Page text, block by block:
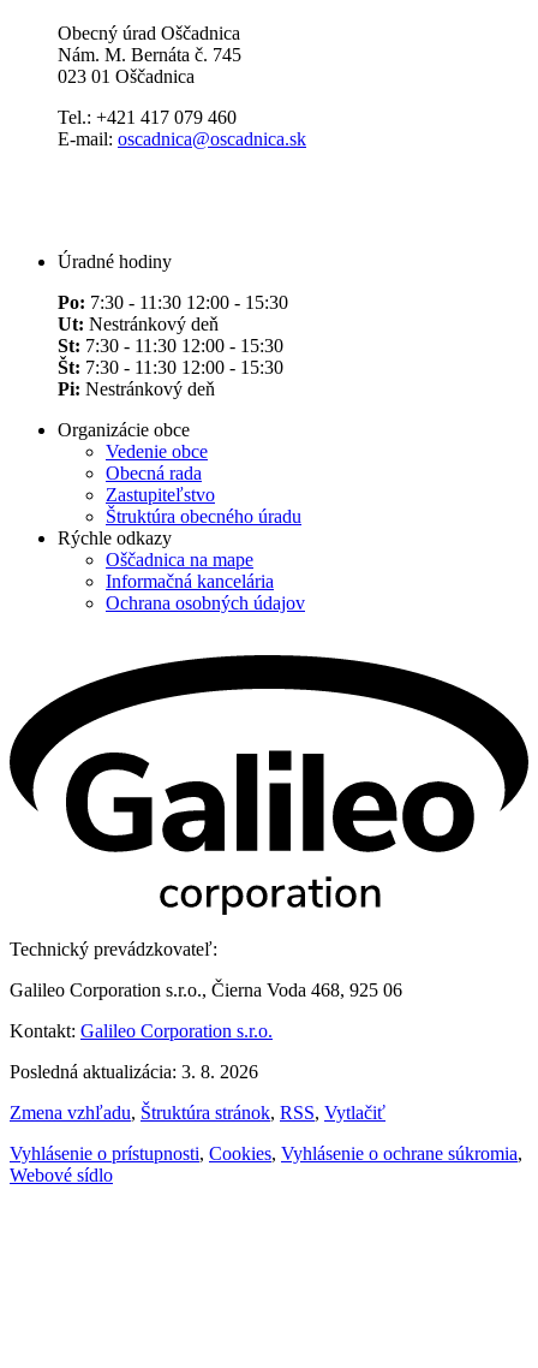
Obecný úrad Oščadnica
Nám. M. Bernáta č. 745
023 01 Oščadnica
Tel.: +421 417 079 460
E-mail: oscadnica@oscadnica.sk
Úradné hodiny
Po: 7:30 - 11:30 12:00 - 15:30
Ut: Nestránkový deň
St: 7:30 - 11:30 12:00 - 15:30
Št: 7:30 - 11:30 12:00 - 15:30
Pi: Nestránkový deň
Organizácie obce
Vedenie obce
Obecná rada
Zastupiteľstvo
Štruktúra obecného úradu
Rýchle odkazy
Oščadnica na mape
Informačná kancelária
Ochrana osobných údajov
Technický prevádzkovateľ:
Galileo Corporation s.r.o., Čierna Voda 468, 925 06
Kontakt: Galileo Corporation s.r.o.
Posledná aktualizácia: 3. 8. 2026
Zmena vzhľadu, Štruktúra stránok, RSS, Vytlačiť
Vyhlásenie o prístupnosti, Cookies, Vyhlásenie o ochrane súkromia,
Webové sídlo